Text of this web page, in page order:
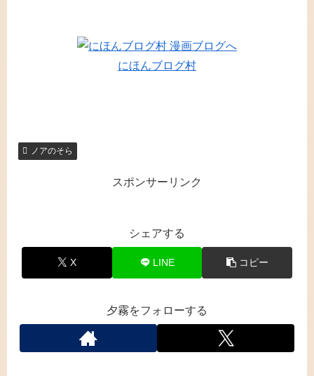
にほんブログ村
ノアのそら
スポンサーリンク
シェアする
X LINE コピー
夕霧をフォローする